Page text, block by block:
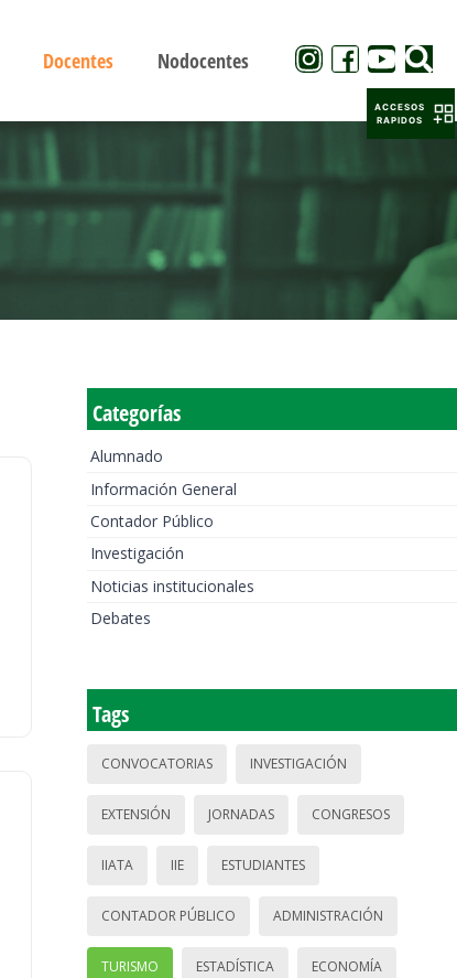
Docentes Nodocentes
Categorías
Alumnado
Información General
Contador Público
Investigación
Noticias institucionales
Debates
Tags
CONVOCATORIAS INVESTIGACIÓN
EXTENSIÓN JORNADAS CONGRESOS
IIATA IIE ESTUDIANTES
CONTADOR PÚBLICO ADMINISTRACIÓN
TURISMO ESTADÍSTICA ECONOMÍA
ACCESOS
RAPIDOS